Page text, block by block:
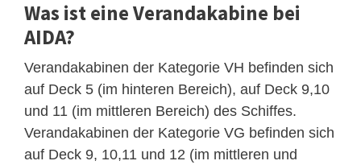
Was ist eine Verandakabine bei
AIDA?
Verandakabinen der Kategorie VH befinden sich
auf Deck 5 (im hinteren Bereich), auf Deck 9,10
und 11 (im mittleren Bereich) des Schiffes.
Verandakabinen der Kategorie VG befinden sich
auf Deck 9, 10,11 und 12 (im mittleren und